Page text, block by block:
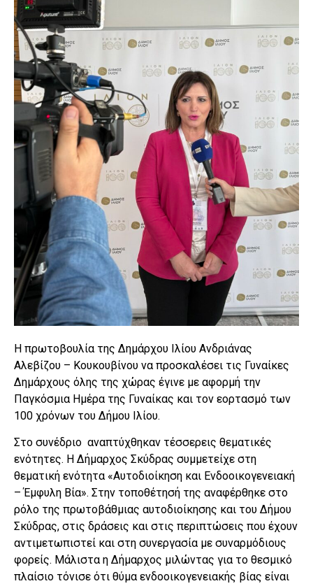
Η πρωτοβουλία της Δημάρχου Ιλίου Ανδριάνας
Αλεβίζου – Κουκουβίνου να προσκαλέσει τις Γυναίκες
Δημάρχους όλης της χώρας έγινε με αφορμή την
Παγκόσμια Ημέρα της Γυναίκας και τον εορτασμό των
100 χρόνων του Δήμου Ιλίου.
Στο συνέδριο αναπτύχθηκαν τέσσερεις θεματικές
ενότητες. Η Δήμαρχος Σκύδρας συμμετείχε στη
θεματική ενότητα «Αυτοδιοίκηση και Ενδοοικογενειακή
– Έμφυλη Βία». Στην τοποθέτησή της αναφέρθηκε στο
ρόλο της πρωτοβάθμιας αυτοδιοίκησης και του Δήμου
Σκύδρας, στις δράσεις και στις περιπτώσεις που έχουν
αντιμετωπιστεί και στη συνεργασία με συναρμόδιους
φορείς. Μάλιστα η Δήμαρχος μιλώντας για το θεσμικό
πλαίσιο τόνισε ότι θύμα ενδοοικογενειακής βίας είναι